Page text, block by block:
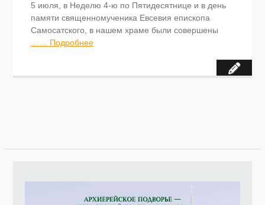
5 июля, в Неделю 4-ю по Пятидесятнице и в день
памяти священномученика Евсевия епископа
Самосатского, в нашем храме были совершены
…… Подробнее